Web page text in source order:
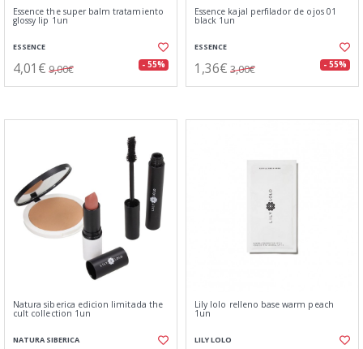
Essence the super balm tratamiento
glossy lip 1un
ESSENCE
4,01€ 9,00€ - 55%
Essence kajal perfilador de ojos 01
black 1un
ESSENCE
1,36€ 3,00€ - 55%
Natura siberica edicion limitada the
cult collection 1un
NATURA SIBERICA
Lily lolo relleno base warm peach
1un
LILY LOLO